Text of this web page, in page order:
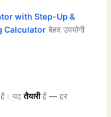
with Step-Up &
Calculatorबेहद उपयोगी
है। यहतैयारीहै — हर